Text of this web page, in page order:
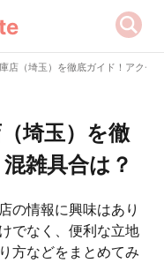
店（埼玉）を徹底ガイド！アクセ
埼玉）を徹
雑具合は？
の情報に興味はあり
でなく、便利な立地
方などをまとめてみ